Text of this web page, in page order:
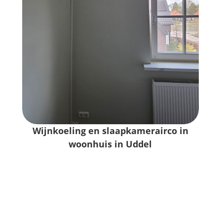
Wijnkoeling en slaapkamerairco in
woonhuis in Uddel